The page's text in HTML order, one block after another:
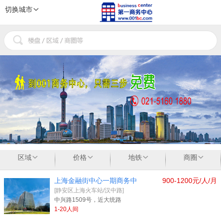
切换城市
区域 价格 地铁 商圈
900-1200元/人/月
上海金融街中心一期商务中
[静安区上海火车站/汉中路]
中兴路1509号，近大统路
1-20人间